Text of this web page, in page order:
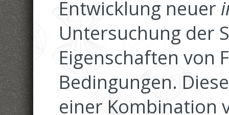
Entwicklung neuer
Untersuchung der
Eigenschaften von
Bedingungen.
einer Kombination